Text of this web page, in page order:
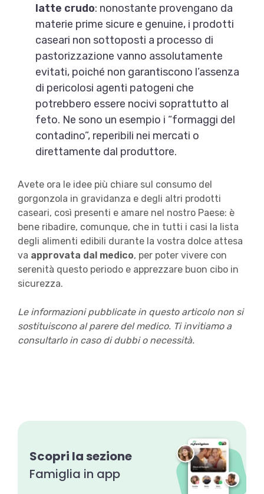
latte crudo: nonostante provengano da
materie prime sicure e genuine, i prodotti
caseari non sottoposti a processo di
pastorizzazione vanno assolutamente
evitati, poiché non garantiscono l’assenza
di pericolosi agenti patogeni che
potrebbero essere nocivi soprattutto al
feto. Ne sono un esempio i “formaggi del
contadino”, reperibili nei mercati o
direttamente dal produttore.
Avete ora le idee più chiare sul consumo del
gorgonzola in gravidanza e degli altri prodotti
caseari, così presenti e amare nel nostro Paese: è
bene ribadire, comunque, che in tutti i casi la lista
degli alimenti edibili durante la vostra dolce attesa
va approvata dal medico, per poter vivere con
serenità questo periodo e apprezzare buon cibo in
sicurezza.
Le informazioni pubblicate in questo articolo non si
sostituiscono al parere del medico. Ti invitiamo a
consultarlo in caso di dubbi o necessità.
Scopri la sezione
Famiglia in app